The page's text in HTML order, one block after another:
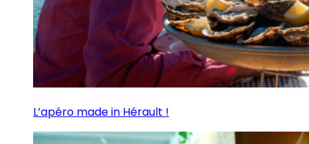
L’apéro made in Hérault !